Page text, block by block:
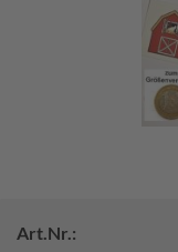
Art.Nr.: